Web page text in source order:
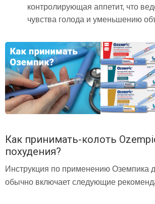
контролирующая аппетит, что
чувства голода и уменьшению
Как принимать-колоть
похудения?
Инструкция по применению Оземпика
обычно включает следующие